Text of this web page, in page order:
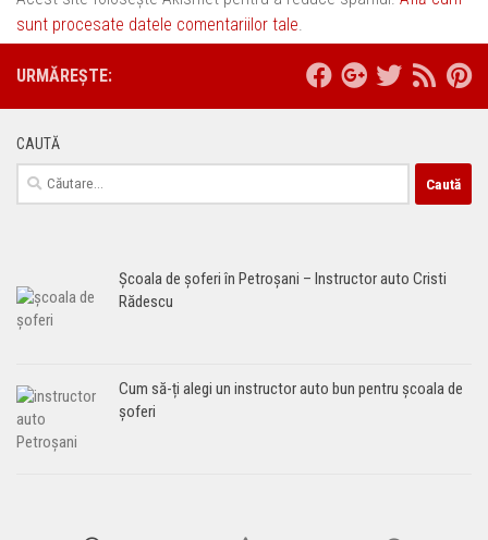
sunt procesate datele comentariilor tale.
URMĂREȘTE:
CAUTĂ
Caută
după:
Școala de șoferi în Petroșani – Instructor auto Cristi
Rădescu
Cum să-ți alegi un instructor auto bun pentru școala de
șoferi